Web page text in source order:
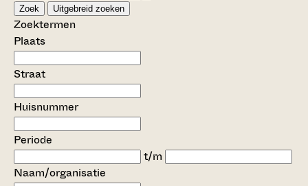
Zoek Uitgebreid zoeken
Zoektermen
Plaats
Straat
Huisnummer
Periode
t/m
Naam/organisatie